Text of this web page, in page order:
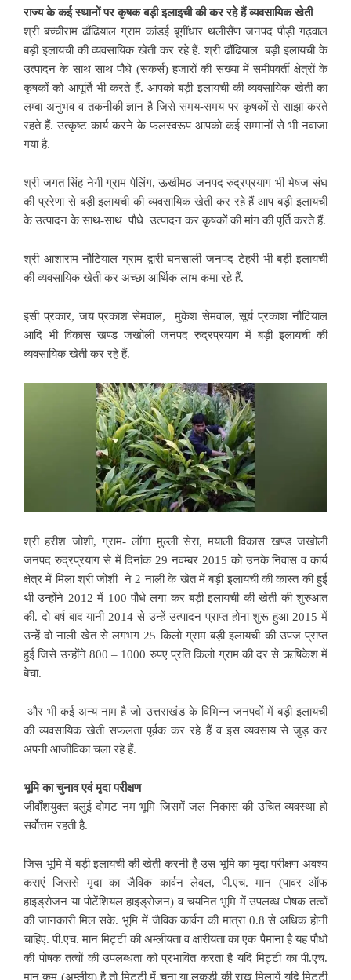
राज्य के कई स्थानों पर कृषक बड़ी इलाइची की कर रहे हैं व्यवसायिक खेती
श्री बच्चीराम ढौंढियाल ग्राम कांडई बूगींधार थलीसैंण जनपद पौड़ी गढ़वाल
बड़ी इलायची की व्यवसायिक खेती कर रहे हैं. श्री ढौंढियाल बड़ी इलायची के
उत्पादन के साथ साथ पौधे (सकर्स) हजारों की संख्या में समीपवर्ती क्षेत्रों के
कृषकों को आपूर्ति भी करते हैं. आपको बड़ी इलायची की व्यवसायिक खेती का
लम्बा अनुभव व तकनीकी ज्ञान है जिसे समय-समय पर कृषकों से साझा करते
रहते हैं. उत्कृष्ट कार्य करने के फलस्वरूप आपको कई सम्मानों से भी नवाजा
गया है.
श्री जगत सिंह नेगी ग्राम पेलिंग, ऊखीमठ जनपद रुद्रप्रयाग भी भेषज संघ
की प्ररेणा से बड़ी इलायची की व्यवसायिक खेती कर रहे हैं आप बड़ी इलायची
के उत्पादन के साथ-साथ पौधे उत्पादन कर कृषकों की मांग की पूर्ति करते हैं.
श्री आशाराम नौटियाल ग्राम द्वारी घनसाली जनपद टेहरी भी बड़ी इलायची
की व्यवसायिक खेती कर अच्छा आर्थिक लाभ कमा रहे हैं.
इसी प्रकार, जय प्रकाश सेमवाल, मुकेश सेमवाल, सूर्य प्रकाश नौटियाल
आदि भी विकास खण्ड जखोली जनपद रुद्रप्रयाग में बड़ी इलायची की
व्यवसायिक खेती कर रहे हैं.
श्री हरीश जोशी, ग्राम- लोंगा मुल्ली सेरा, मयाली विकास खण्ड जखोली
जनपद रुद्रप्रयाग से में दिनांक 29 नवम्बर 2015 को उनके निवास व कार्य
क्षेत्र में मिला श्री जोशी ने 2 नाली के खेत में बड़ी इलायची की कास्त की हुई
थी उन्होंने 2012 में 100 पौधे लगा कर बड़ी इलायची की खेती की शुरुआत
की. दो बर्ष बाद यानी 2014 से उन्हें उत्पादन प्राप्त होना शुरू हुआ 2015 में
उन्हें दो नाली खेत से लगभग 25 किलो ग्राम बड़ी इलायची की उपज प्राप्त
हुई जिसे उन्होंने 800 – 1000 रुपए प्रति किलो ग्राम की दर से ऋषिकेश में
बेचा.
और भी कई अन्य नाम है जो उत्तराखंड के विभिन्न जनपदों में बड़ी इलायची
की व्यवसायिक खेती सफलता पूर्वक कर रहे हैं व इस व्यवसाय से जुड़ कर
अपनी आजीविका चला रहे हैं.
भूमि का चुनाव एवं मृदा परीक्षण
जीवाँशयुक्त बलुई दोमट नम भूमि जिसमें जल निकास की उचित व्यवस्था हो
सर्वोत्तम रहती है.
जिस भूमि में बड़ी इलायची की खेती करनी है उस भूमि का मृदा परीक्षण अवश्य
कराएं जिससे मृदा का जैविक कार्वन लेवल, पी.एच. मान (पावर ऑफ
हाइड्रोजन या पोटेंशियल हाइड्रोजन) व चयनित भूमि में उपलव्ध पोषक तत्वों
की जानकारी मिल सके. भूमि में जैविक कार्वन की मात्रा 0.8 से अधिक होनी
चाहिए. पी.एच. मान मिट्टी की अम्लीयता व क्षारीयता का एक पैमाना है यह पौधों
की पोषक तत्वों की उपलब्धता को प्रभावित करता है यदि मिट्टी का पी.एच.
मान कम (अम्लीय) है तो मिट्टी में चूना या लकड़ी की राख मिलायें यदि मिट्टी